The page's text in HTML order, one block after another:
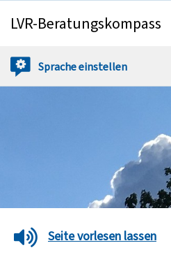
LVR-Beratungskompass
Spracheeinstellen
Seite vorlesen lassen